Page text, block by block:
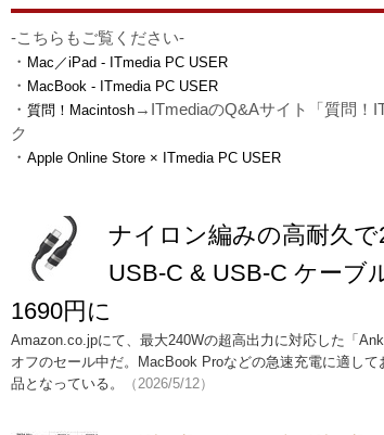
-こちらもご覧ください-
・ Mac／iPad - ITmedia PC USER
・ MacBook - ITmedia PC USER
・ 質問！Macintosh →ITmediaのQ&Aサイト「質問！
ク
・ Apple Online Store × ITmedia PC USER
ナイロン編みの高耐久
USB-C & USB-C ケーブ
1690円に
Amazon.co.jpにて、最大240Wの超高出力に対応した「
オフのセール中だ。MacBook Proなどの急速充電に適し
品となっている。
（2026/5/12）